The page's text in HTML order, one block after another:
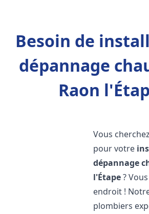
Besoin de
dépannage
Raon
Vous
pour votre
dépannage
l'Étape?
endroit !
plombiers